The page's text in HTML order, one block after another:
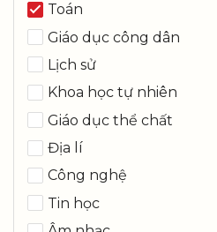
Toán
Giáo dục công dân
Lịch sử
Khoa học tự nhiên
Giáo dục thể chất
Địa lí
Công nghệ
Tin học